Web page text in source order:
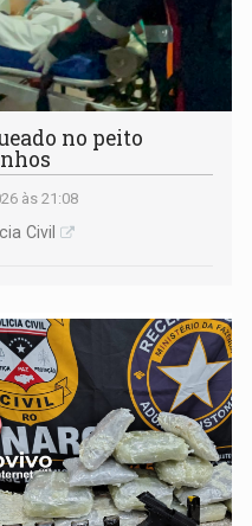
no peito
às 21:08
Civil